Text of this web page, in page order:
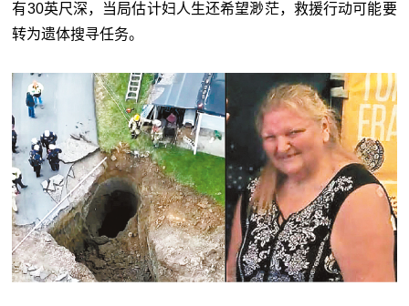
有30英尺深，当局估计妇人生还希望渺茫，救援行动可能要
转为遗体搜寻任务。